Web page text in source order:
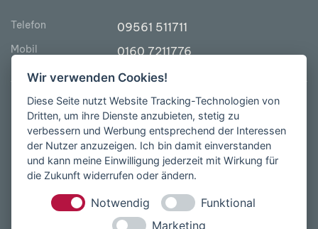
Telefon 09561 511711
Mobil 0160 7211776
Bürozeiten:
Mo - Do
9.00 - 16.00 Uhr
Impressum Datenschutz
Wir verwenden Cookies!
Diese Seite nutzt Website Tracking-Technologien von
Dritten, um ihre Dienste anzubieten, stetig zu
verbessern und Werbung entsprechend der Interessen
der Nutzer anzuzeigen. Ich bin damit einverstanden
und kann meine Einwilligung jederzeit mit Wirkung für
die Zukunft widerrufen oder ändern.
Notwendig
Funktional
Marketing